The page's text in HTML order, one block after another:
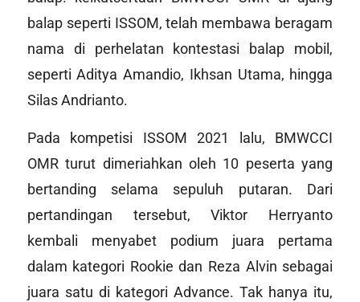
balap seperti ISSOM, telah membawa beragam
nama di perhelatan kontestasi balap mobil,
seperti Aditya Amandio, Ikhsan Utama, hingga
Silas Andrianto.
Pada kompetisi ISSOM 2021 lalu, BMWCCI
OMR turut dimeriahkan oleh 10 peserta yang
bertanding selama sepuluh putaran. Dari
pertandingan tersebut, Viktor Herryanto
kembali menyabet podium juara pertama
dalam kategori Rookie dan Reza Alvin sebagai
juara satu di kategori Advance. Tak hanya itu,